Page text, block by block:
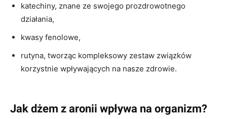
katechiny, znane ze swojego prozdrowotnego
działania,
kwasy fenolowe,
rutyna, tworząc kompleksowy zestaw związków
korzystnie wpływających na nasze zdrowie.
Jak dżem z aronii wpływa na organizm?